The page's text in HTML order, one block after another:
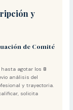
y
de Comité
hasta agotar los8
análisis del
y trayectoria.
solicita